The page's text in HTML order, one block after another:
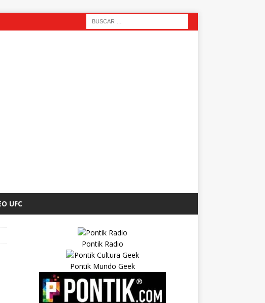
UFC
Pontik Radio
Pontik Mundo Geek